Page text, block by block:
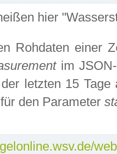
hier
Rohdaten einer
im JSON-
letzten 15
den Parameter